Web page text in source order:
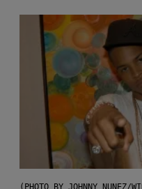
(PHOTO BY JOHNNY NUNEZ/